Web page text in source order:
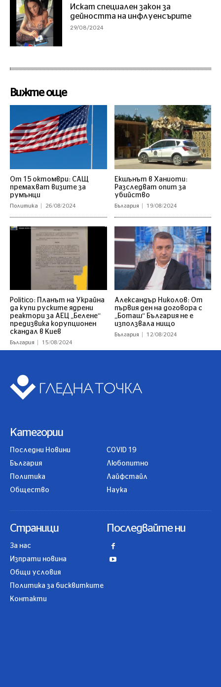
Искат специален закон за
дейността на инфлуенсърите
29/08/2024
Вижте още
От 15 октомври: САЩ
премахват визите за
румънци
Политика 26/08/2024
Екшънът в Ханиоти:
Разследват опит за
убийство
България 19/08/2024
Politico: Планът на Украйна
да купи руските ядрени
реактори за АЕЦ „Белене“
предизвика корупционен
скандал в Киев
България 15/08/2024
Александър Николов: От
първия ден на договора с
„Боташ“ България не е
използвала нищо
България 12/08/2024
Категории
Последни Новини
България
Политика
Общество
COVID 19
Любопитно
Лайфстайл
Наука
Страници
За нас
Изпрати новина
Общи условия
Политика за бисквитките
Контакти
Последвайте ни